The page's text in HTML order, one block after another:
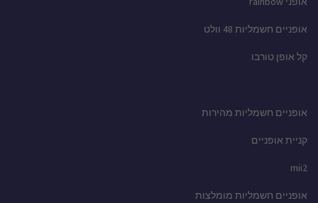
אופניים חשמליות 48 וולט
קל אופן טורבו
אופניים חשמליות מהירות
קניית אופניים
mii2
אופניים חשמליות מומלצות